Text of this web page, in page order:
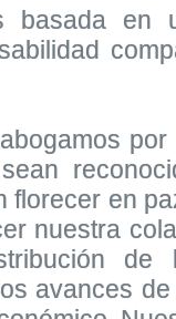
basada en
florecer en
nuestra
avances